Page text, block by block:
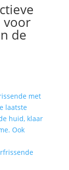
voor
de
met
laatste
huid, klaar
Ook